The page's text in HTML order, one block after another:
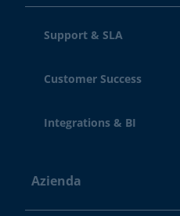
Support & SLA
Customer Success
Integrations & BI
Azienda